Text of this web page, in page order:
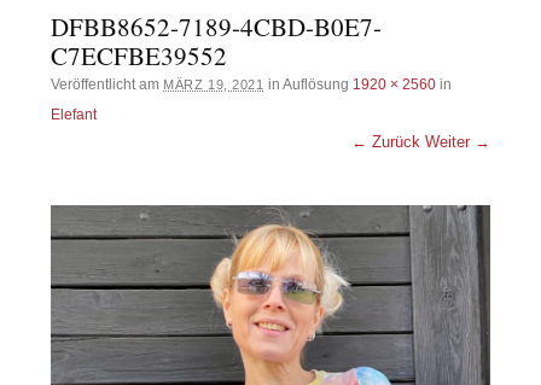
DFBB8652-7189-4CBD-B0E7-
C7ECFBE39552
Veröffentlicht am MÄRZ 19, 2021 in Auflösung 1920 × 2560in
Elefant
← Zurück Weiter →